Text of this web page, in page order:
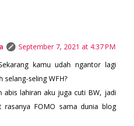
September 7, 2021 at 4:37 PM
kamu udah ngantor lagi
selang-seling WFH?
abis lahiran aku juga cuti BW, jadi
rasanya FOMO sama dunia blog